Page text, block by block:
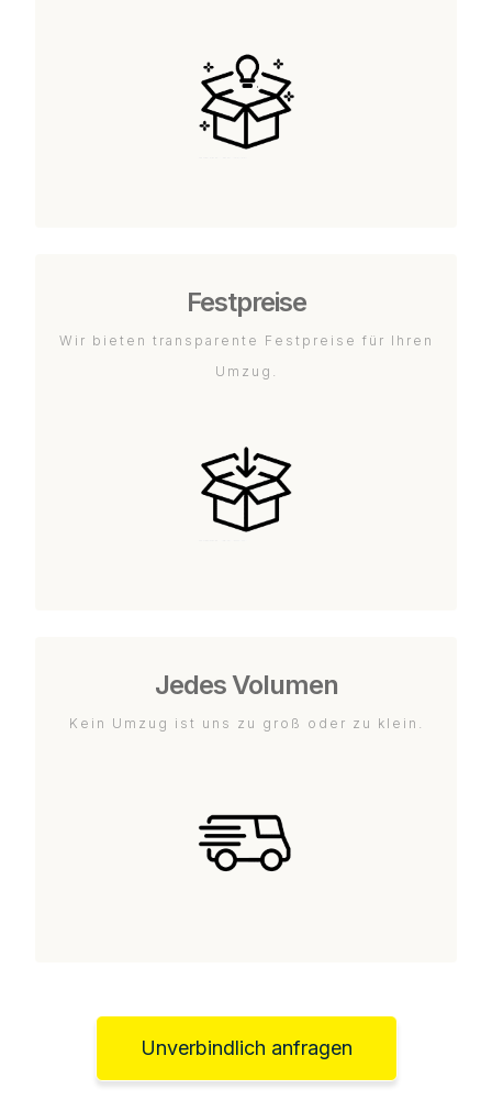
Festpreise
Wir bieten transparente Festpreise für Ihren
Umzug.
Jedes Volumen
Kein Umzug ist uns zu groß oder zu klein.
Unverbindlich anfragen